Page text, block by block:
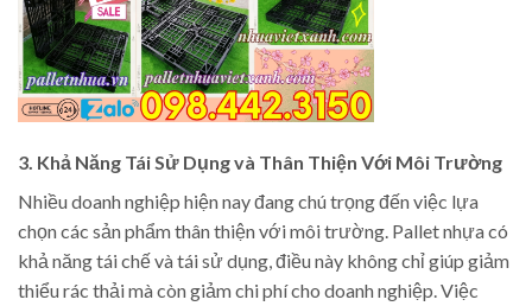
3. Khả Năng Tái Sử Dụng và Thân Thiện Với Môi Trường
Nhiều doanh nghiệp hiện nay đang chú trọng đến việc lựa
chọn các sản phẩm thân thiện với môi trường. Pallet nhựa có
khả năng tái chế và tái sử dụng, điều này không chỉ giúp giảm
thiểu rác thải mà còn giảm chi phí cho doanh nghiệp. Việc